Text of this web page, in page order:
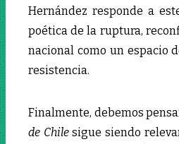
Hernández responde a
poética de la ruptura,
nacional como un espacio
resistencia.
Finalmente, debemos
de Chilesigue siendo